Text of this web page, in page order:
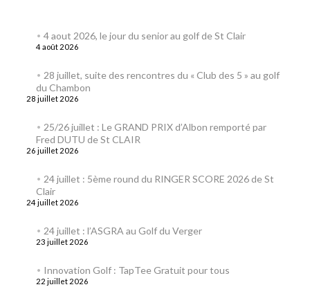
4 aout 2026, le jour du senior au golf de St Clair
4 août 2026
28 juillet, suite des rencontres du « Club des 5 » au golf
du Chambon
28 juillet 2026
25/26 juillet : Le GRAND PRIX d’Albon remporté par
Fred DUTU de St CLAIR
26 juillet 2026
24 juillet : 5ème round du RINGER SCORE 2026 de St
Clair
24 juillet 2026
24 juillet : l’ASGRA au Golf du Verger
23 juillet 2026
Innovation Golf : TapTee Gratuit pour tous
22 juillet 2026